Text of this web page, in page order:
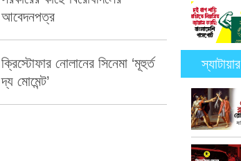
আবেদনপত্র
ক্রিস্টোফার নোলানের সিনেমা ‘মূহুর্ত
দ্য মোমেন্ট’
স্যাটায়ার